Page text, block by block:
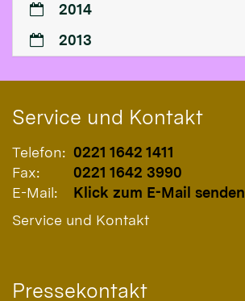
2014
2013
Service und Kontakt
Telefon: 0221 1642 1411
Fax:
0221 1642 3990
E-Mail:
Klick zum E-Mail senden
Service und Kontakt
Pressekontakt